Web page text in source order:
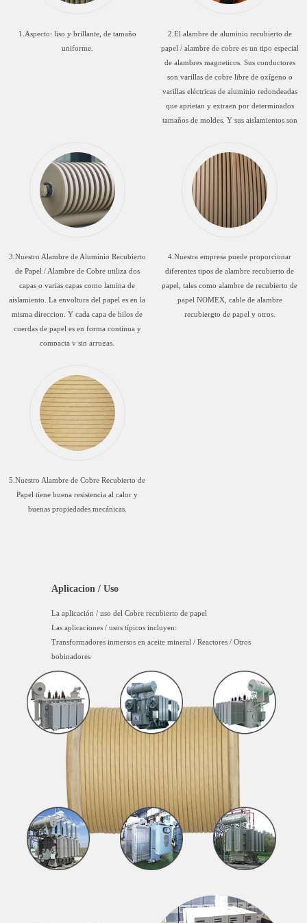
1.Aspecto: liso y brillante, de tamaño
uniforme.
2.El alambre de aluminio recubierto de
papel / alambre de cobre es un tipo especial
de alambres magneticos. Sus conductores
son varillas de cobre libre de oxígeno o
varillas eléctricas de aluminio redondeadas
que aprietan y extraen por determinados
tamaños de moldes. Y sus aislamientos son
3.Nuestro Alambre de Aluminio Recubierto
de Papel / Alambre de Cobre utiliza dos
capas o varias capas como lamina de
aislamiento. La envoltura del papel es en la
misma direccion. Y cada capa de hilos de
cuerdas de papel es en forma continua y
compacta y sin arrugas.
4.Nuestra empresa puede proporcionar
diferentes tipos de alambre recubierto de
papel, tales como alambre de recubierto de
papel NOMEX, cable de alambre
recubiergto de papel y otros.
5.Nuestro Alambre de Cobre Recubierto de
Papel tiene buena resistencia al calor y
buenas propiedades mecánicas.
Aplicacion / Uso
La aplicación / uso del Cobre recubierto de papel
Las aplicaciones / usos típicos incluyen:
Transformadores inmersos en aceite mineral / Reactores / Otros
bobinadores